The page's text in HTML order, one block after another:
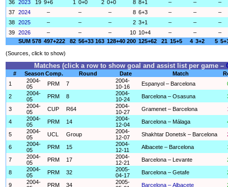
36 2023 19 9+6 1 0+0 2 0+0 8 8+1 – –
–
37 2024 – – – 8 6+3 – –
–
38 2025 – – – 2 3+1 – –
–
39 2026 – – – 10 10+4 – –
–
SUM 578 497+222 82 56+33 163 128+40 200 125+62 21 15+5 4 3+2 5
(Sources, click to show)
Matches (click a row to show goal and assist list per game –
# Season Comp. Round Date Match
1
2004-
05
PRM 7
2004-
10-16
Espanyol – Barcelona
2
2004-
05
PRM 8
2004-
10-24
Barcelona – Osasuna
3
2004-
05
CUP R64
2004-
10-27
Gramenet – Barcelona
4
2004-
05
PRM 14
2004-
12-04
Barcelona – Málaga
5
2004-
05
UCL Group
2004-
12-07
Shakhtar Donetsk – Barcelona
6
2004-
05
PRM 15
2004-
12-11
Albacete – Barcelona
7
2004-
05
PRM 17
2004-
12-21
Barcelona – Levante
8
2004-
05
PRM 32
2005-
04-17
Barcelona – Getafe
9
2004-
PRM 34
2005-
Barcelona – Albacete